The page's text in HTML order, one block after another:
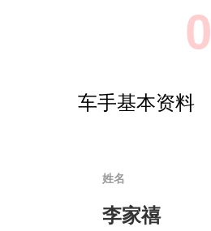
0
车手基本资料
姓名
李家禧